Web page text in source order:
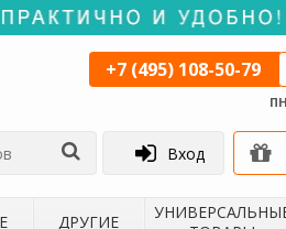
+7 (495) 108-50-79
Вход
ДРУГИЕ